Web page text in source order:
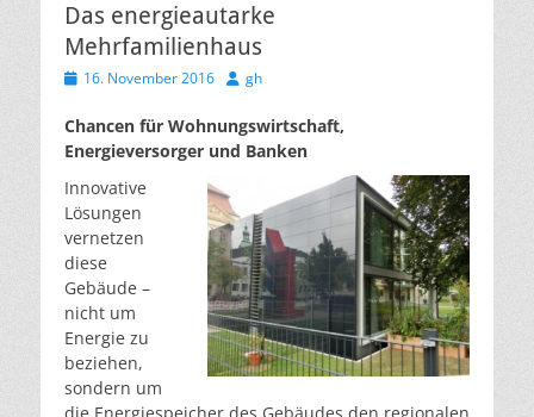
Das energieautarke
Mehrfamilienhaus
Veröffentlicht
16. November 2016 Autor
gh
Chancen für Wohnungswirtschaft,
Energieversorger und Banken
Innovative
Lösungen
vernetzen
diese
Gebäude –
nicht um
Energie zu
beziehen,
sondern um